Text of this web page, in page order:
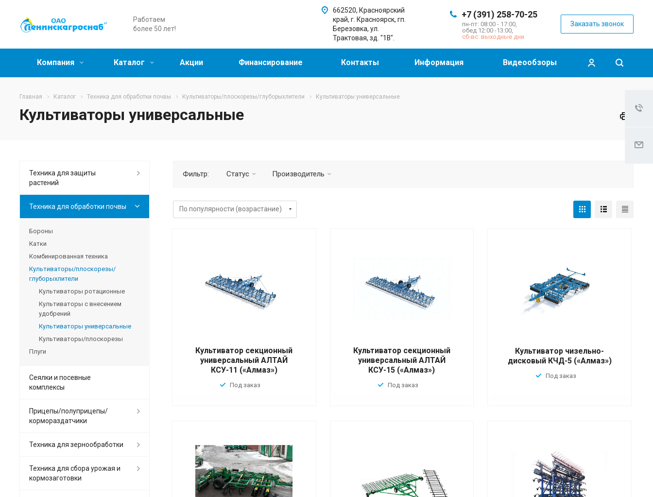
Работаем
более 50 лет!
+7 (391) 258-70-25
пн-пт: 08:00 - 17:00,
обед 12:00 -13:00,
сб-вс: выходные дни
Заказать звонок
662520, Красноярский
край, г. Красноярск, гп.
Березовка, ул.
Трактовая, зд. "1В".
Компания Каталог Акции Финансирование Контакты Информация Видеообзоры
Главная Каталог Техника для обработки почвы Культиваторы/плоскорезы/глуборыхлители Культиваторы универсальные
Культиваторы универсальные
Фильтр: Статус Производитель
Культиватор секционный
универсальный АЛТАЙ
КСУ-11 («Алмаз»)
Под заказ
Культиватор секционный
универсальный АЛТАЙ
КСУ-15 («Алмаз»)
Под заказ
Культиватор чизельно-
дисковый КЧД-5 («Алмаз»)
Под заказ
Техника для защиты
растений
Техника для обработки почвы
Бороны
Катки
Комбинированная техника
Культиваторы/плоскорезы/
глуборыхлители
Культиваторы ротационные
Культиваторы с внесением
удобрений
Культиваторы универсальные
Культиваторы/плоскорезы
Плуги
Сеялки и посевные
комплексы
Прицепы/полуприцепы/
кормораздатчики
Техника для зернообработки
Техника для сбора урожая и
кормозаготовки